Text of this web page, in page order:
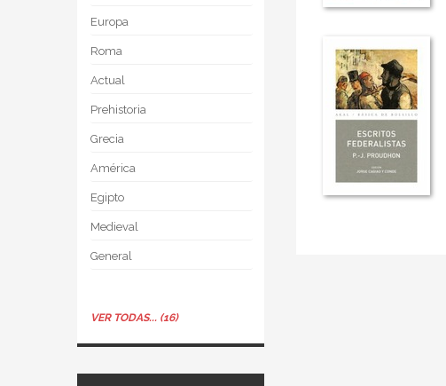
Europa
Roma
Actual
Prehistoria
Grecia
América
Egipto
Medieval
General
VER TODAS... (16)